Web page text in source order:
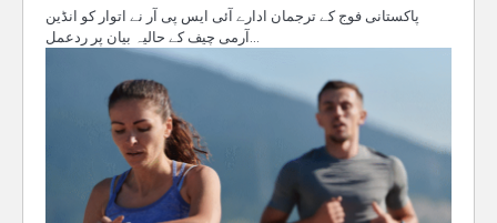
پاکستانی فوج کے ترجمان ادارے آئی ایس پی آر نے اتوار کو انڈین
آرمی چیف کے حالیہ بیان پر ردعمل…